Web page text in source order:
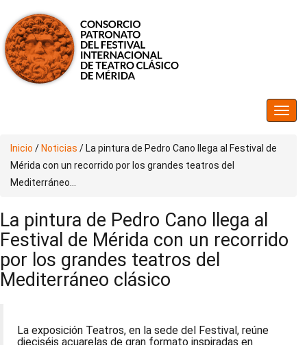
Inicio / Noticias / La pintura de Pedro Cano llega al Festival de
Mérida con un recorrido por los grandes teatros del
Mediterráneo...
La pintura de Pedro Cano llega al
Festival de Mérida con un recorrido
por los grandes teatros del
Mediterráneo clásico
La exposición Teatros, en la sede del Festival, reúne
dieciséis acuarelas de gran formato inspiradas en